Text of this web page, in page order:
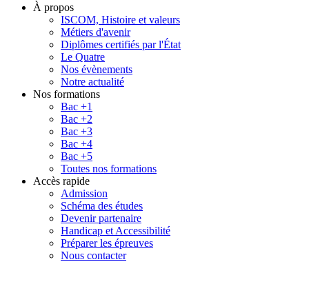
À propos
ISCOM, Histoire et valeurs
Métiers d'avenir
Diplômes certifiés par l'État
Le Quatre
Nos évènements
Notre actualité
Nos formations
Bac +1
Bac +2
Bac +3
Bac +4
Bac +5
Toutes nos formations
Accès rapide
Admission
Schéma des études
Devenir partenaire
Handicap et Accessibilité
Préparer les épreuves
Nous contacter